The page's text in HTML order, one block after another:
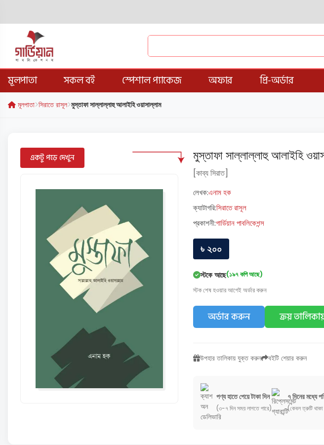
মূলপাতা সকল বই স্পেশাল প্যাকেজ অফার প্রি-অর্ডার
মূলপাতা সিরাতে রাসূল মুস্তাফা সাল্লাল্লাহু আলাইহি ওয়াসাল্লাম
একটু পড়ে দেখুন মুস্তাফা সাল্লাল্লাহু আলাইহি
[কাব্য সিরাত]
লেখক:এনাম হক
ক্যাটাগরি:সিরাতে রাসূল
প্রকাশনী:গার্ডিয়ান পাবলিকেশন্স
৳ ২০০
স্টকে আছে(১৯৭ কপি আছে)
স্টক শেষ হওয়ার আগেই অর্ডার করুন
অর্ডার করুন ক্রয়
উপহার তালিকায় যুক্ত করুন বইটি শেয়ার করুন
পণ্য হাতে পেয়ে টাকা দিন
(৩-৭ দিন সময় লাগতে পারে)
৭ দিনের মধ্যে
(কেবল ত্রুটি